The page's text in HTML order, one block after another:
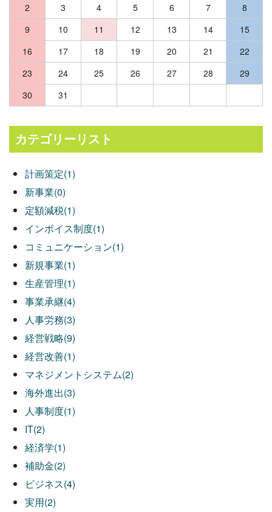
2
3 4 5 6 7
8
9
10 11 12 13 14
15
16
17 18 19 20 21
22
23
24 25 26 27 28
29
30
31
カテゴリーリスト
計画策定(1)
新事業(0)
定額減税(1)
インボイス制度(1)
コミュニケーション(1)
新規事業(1)
生産管理(1)
事業承継(4)
人事労務(3)
経営戦略(9)
経営改善(1)
マネジメントシステム(2)
海外進出(3)
人事制度(1)
IT(2)
経済学(1)
補助金(2)
ビジネス(4)
実用(2)